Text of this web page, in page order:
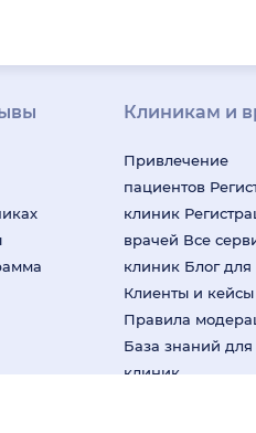
Клиникам и
Привлечение
пациентов
клиник
врачей Все
клиник Блог
Клиенты и кейсы
Правила
База знаний для
клиник